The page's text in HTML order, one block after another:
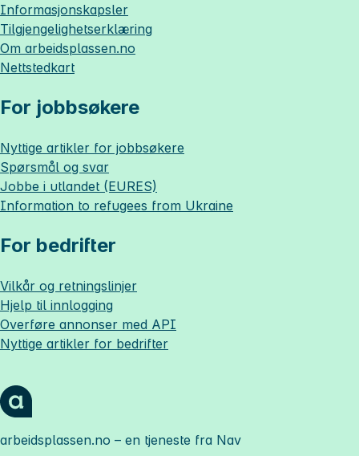
Informasjonskapsler
Tilgjengelighetserklæring
Om arbeidsplassen.no
Nettstedkart
For jobbsøkere
Nyttige artikler for jobbsøkere
Spørsmål og svar
Jobbe i utlandet (EURES)
Information to refugees from Ukraine
For bedrifter
Vilkår og retningslinjer
Hjelp til innlogging
Overføre annonser med API
Nyttige artikler for bedrifter
arbeidsplassen.no – en tjeneste fra Nav